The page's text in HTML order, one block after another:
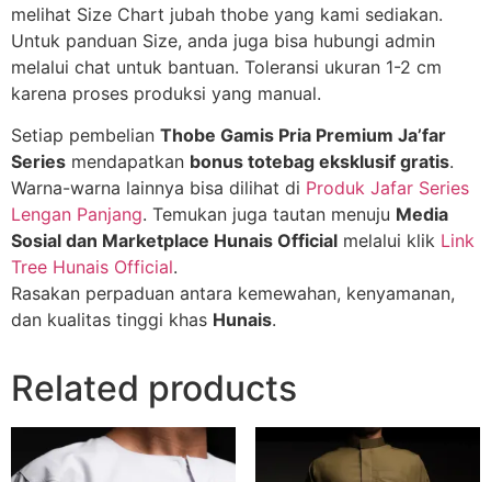
melihat Size Chart jubah thobe yang kami sediakan.
Untuk panduan Size, anda juga bisa hubungi admin
melalui chat untuk bantuan. Toleransi ukuran 1-2 cm
karena proses produksi yang manual.
Setiap pembelian Thobe Gamis Pria Premium Ja’far
Series mendapatkan bonus totebag eksklusif gratis.
Warna-warna lainnya bisa dilihat di Produk Jafar Series
Lengan Panjang. Temukan juga tautan menuju Media
Sosial dan Marketplace Hunais Official melalui klik Link
Tree Hunais Official.
Rasakan perpaduan antara kemewahan, kenyamanan,
dan kualitas tinggi khas Hunais.
Related products